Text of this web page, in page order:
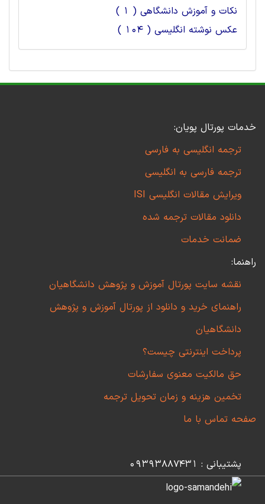
نکات و آموزش دانشگاهی ( 1 )
عکس نوشته انگلیسی ( 104 )
خدمات پورتال پویان:
ترجمه انگلیسی به فارسی
ترجمه فارسی به انگلیسی
ویرایش مقالات انگلیسی ISI
دانلود مقالات ترجمه شده
ضمانت خدمات
راهنما:
نقشه سایت پورتال آموزش و پژوهش دانشگاهیان
راهنمای خرید و دانلود از پورتال آموزش و پژوهش
دانشگاهیان
پرداخت اینترنتی چیست؟
حق مالکیت معنوی سفارشات
تخمین هزینه و زمان تحویل ترجمه
صفحه تماس با ما
پشتیبانی : 09393887431